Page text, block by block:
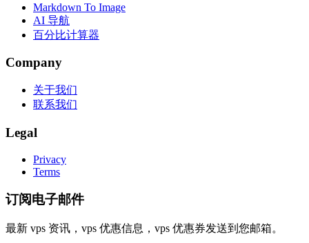
Markdown To Image
AI 导航
百分比计算器
Company
关于我们
联系我们
Legal
Privacy
Terms
订阅电子邮件
最新 vps 资讯，vps 优惠信息，vps 优惠券发送到您邮箱。